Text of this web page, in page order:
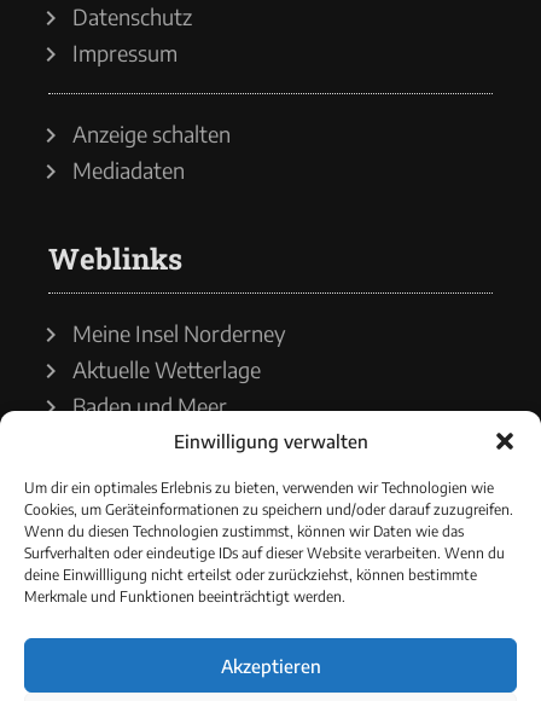
Einwilligung verwalten
Um dir ein optimales Erlebnis zu bieten, verwenden wir Technologien wie
Cookies, um Geräteinformationen zu speichern und/oder darauf zuzugreifen.
Wenn du diesen Technologien zustimmst, können wir Daten wie das
Surfverhalten oder eindeutige IDs auf dieser Website verarbeiten. Wenn du
deine Einwillligung nicht erteilst oder zurückziehst, können bestimmte
Merkmale und Funktionen beeinträchtigt werden.
Akzeptieren
Datenschutz
Impressum
Anzeige schalten
Mediadaten
Weblinks
Meine Insel Norderney
Aktuelle Wetterlage
Baden und Meer
Wetterdienst
Wasserstände
Schiffsverkehr